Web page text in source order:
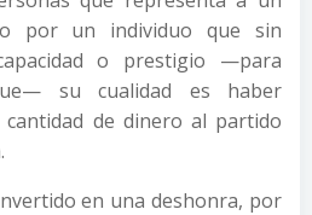
por un individuo que sin
o prestigio —para
su cualidad es haber
de dinero al partido
en una deshonra, por